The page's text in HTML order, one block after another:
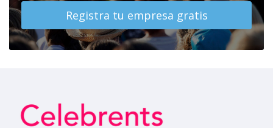
Registra tu empresa gratis